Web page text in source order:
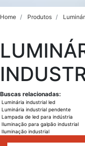
Home Produtos
Buscas relacionadas:
Luminária industrial led
Luminária industrial pendente
Lampada de led para indústria
Iluminação para galpão industrial
Iluminação industrial